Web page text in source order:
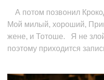
А потом позвонил
Мой милый, хороший,
жене, и Тотоше. Я не
поэтому приходится